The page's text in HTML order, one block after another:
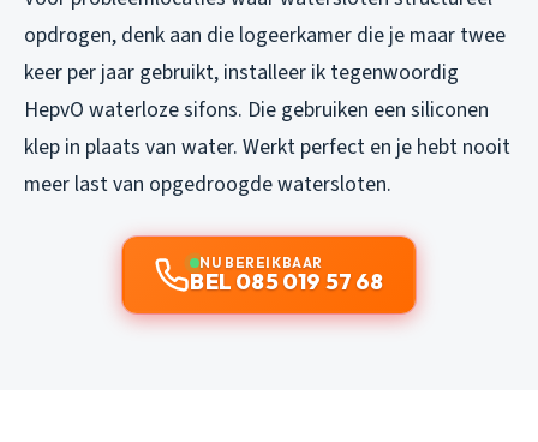
opdrogen, denk aan die logeerkamer die je maar twee
keer per jaar gebruikt, installeer ik tegenwoordig
HepvO waterloze sifons. Die gebruiken een siliconen
klep in plaats van water. Werkt perfect en je hebt nooit
meer last van opgedroogde watersloten.
NU BEREIKBAAR
BEL 085 019 57 68